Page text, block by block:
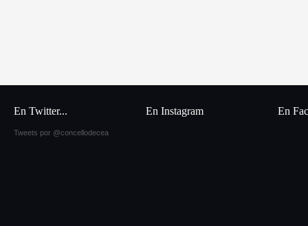
En Twitter...
Tweets por @concellodecea
En Instagram En